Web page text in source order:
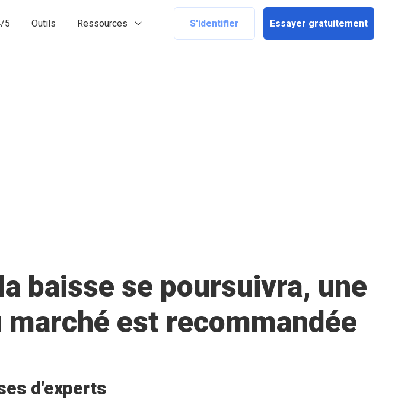
5 Outils Ressources S'identifier Essayer gratuitement
baisse se poursuivra, une
est recommandée
d'experts